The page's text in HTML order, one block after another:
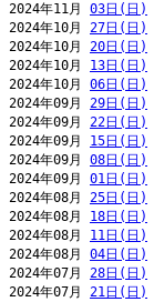
2024年11月 03日(日)
2024年10月 27日(日)
2024年10月 20日(日)
2024年10月 13日(日)
2024年10月 06日(日)
2024年09月 29日(日)
2024年09月 22日(日)
2024年09月 15日(日)
2024年09月 08日(日)
2024年09月 01日(日)
2024年08月 25日(日)
2024年08月 18日(日)
2024年08月 11日(日)
2024年08月 04日(日)
2024年07月 28日(日)
2024年07月 21日(日)